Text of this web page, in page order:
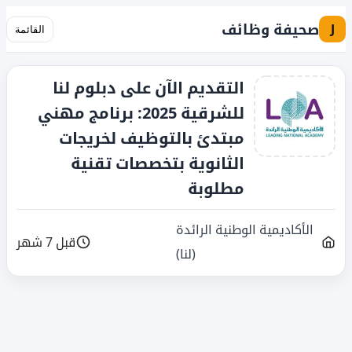
J صحيفة وظائف القائمة
التقديم الآن على دبلوم لنا
للشرقية 2025: برنامج مهني
مبتدئ بالتوظيف لخريجات
الثانوية بتخصصات تقنية
مطلوبة
الأكاديمية الوطنية الرائدة
(لنا)
قبل 7 شهر